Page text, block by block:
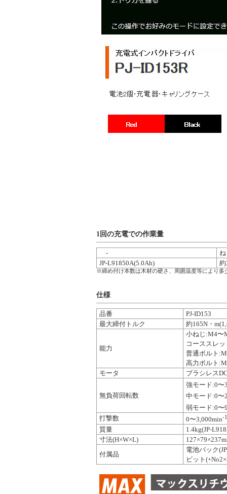
1回の充電での作業量
-
ね
JP-L91850A(5.0Ah)
※締め付け本数は木材の硬さ、周囲温度等により多
仕様
品番
PJ-ID153
最大締付トルク
約165N・
能力
小ねじ:M4〜
コーススレ
普通ボルト
高力ボルト
モータ
ブラシレス
無負荷回転数
強モード:0〜
中モード:0〜
弱モード:0〜
打撃数
0〜3,000min-1
質量
1.4kg(JP-
寸法(H×W×L)
付属品
電池パック
ビット